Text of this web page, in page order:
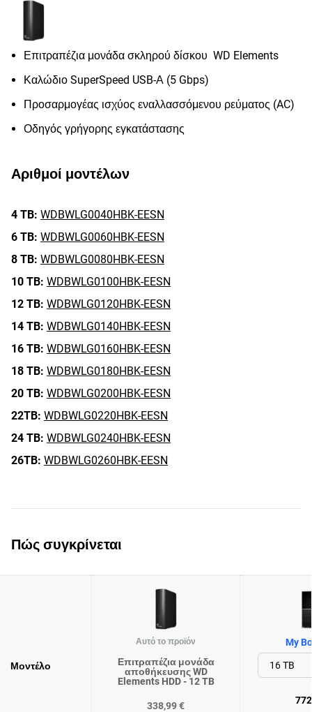
Επιτραπέζια μονάδα σκληρού δίσκου WD Elements
Καλώδιο SuperSpeed USB-Α (5 Gbps)
Προσαρμογέας ισχύος εναλλασσόμενου ρεύματος (AC)
Οδηγός γρήγορης εγκατάστασης
Αριθμοί μοντέλων
4 TB: WDBWLG0040HBK-EESN
6 TB: WDBWLG0060HBK-EESN
8 TB: WDBWLG0080HBK-EESN
10 TB: WDBWLG0100HBK-EESN
12 TB: WDBWLG0120HBK-EESN
14 TB: WDBWLG0140HBK-EESN
16 TB: WDBWLG0160HBK-EESN
18 TB: WDBWLG0180HBK-EESN
20 TB: WDBWLG0200HBK-EESN
22TB: WDBWLG0220HBK-EESN
24 TB: WDBWLG0240HBK-EESN
26TB: WDBWLG0260HBK-EESN
Πώς συγκρίνεται
Μοντέλο
Αυτό το προϊόν
Επιτραπέζια μονάδα
αποθήκευσης WD
Elements HDD - 12 TB
338,99 €
My